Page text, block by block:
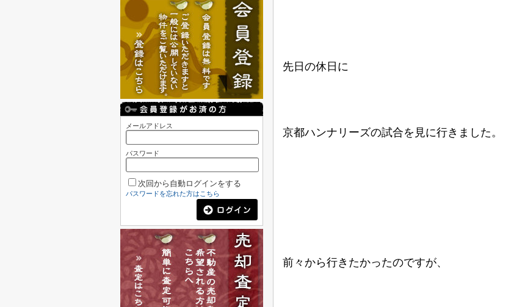
先日の休日に
京都ハンナリーズの試合を見に行きました。
前々から行きたかったのですが、
メールアドレス
パスワード
次回から自動ログインをする
パスワードを忘れた方はこちら